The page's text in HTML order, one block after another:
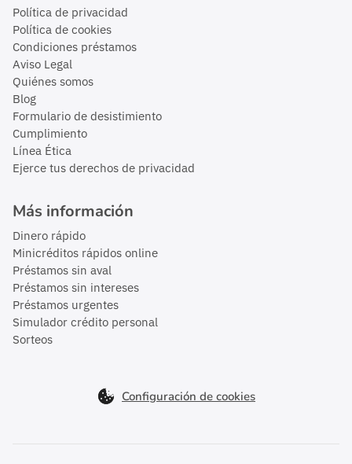
Política de privacidad
Política de cookies
Condiciones préstamos
Aviso Legal
Quiénes somos
Blog
Formulario de desistimiento
Cumplimiento
Línea Ética
Ejerce tus derechos de privacidad
Más información
Dinero rápido
Minicréditos rápidos online
Préstamos sin aval
Préstamos sin intereses
Préstamos urgentes
Simulador crédito personal
Sorteos
Configuración de cookies